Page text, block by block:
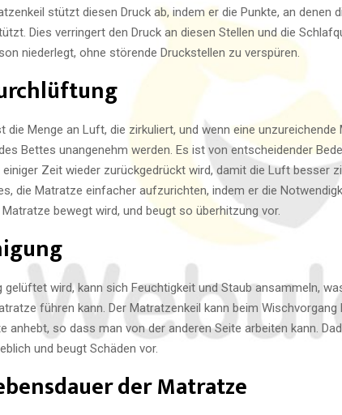
stützt diesen Druck ab, indem er die Punkte, an denen
Dies verringert den Druck an diesen Stellen und die
niederlegt, ohne störende Druckstellen zu verspüren.
Menge an Luft, die zirkuliert, und wenn eine unzureichende
Bettes unangenehm werden. Es ist von entscheidender
Zeit wieder zurückgedrückt wird, damit die Luft besser
die Matratze einfacher aufzurichten, indem er die
bewegt wird, und beugt so überhitzung vor.
wird, kann sich Feuchtigkeit und Staub ansammeln,
führen kann. Der Matratzenkeil kann beim Wischvorgang
anhebt, so dass man von der anderen Seite arbeiten kann.
und beugt Schäden vor.
der Matratze